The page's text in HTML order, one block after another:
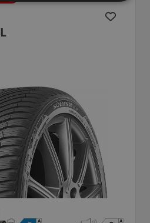
Kinergy 4S2X
o štítku EPREL: